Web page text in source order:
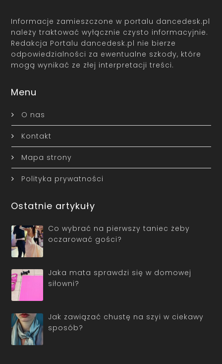
Informacje zamieszczone w portalu dancedesk.pl
należy traktować wyłącznie czysto informacyjnie.
Redakcja Portalu dancedesk.pl nie bierze
odpowiedzialności za ewentualne szkody, które
mogą wynikać ze złej interpretacji treści.
Menu
O nas
Kontakt
Mapa strony
Polityka prywatności
Ostatnie artykuły
Co wybrać na pierwszy taniec żeby
oczarować gości?
Jaka mata sprawdzi się w domowej
siłowni?
Jak zawiązać chustę na szyi w ciekawy
sposób?